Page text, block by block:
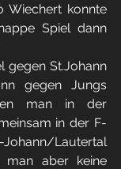
Wiechert konnte
Spiel dann
gegen St.Johann
gegen Jungs
man in der
in der F-
Johann/Lautertal
man aber keine